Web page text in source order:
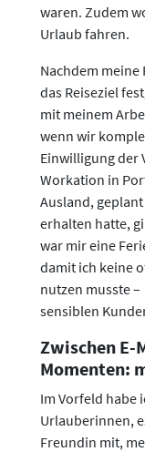
waren. Zudem
Urlaub fahren.
Nachdem
das Reiseziel
mit meinem
wenn wir
Einwilligung der
Workation in
Ausland,
erhalten hatte,
war mir eine
damit ich keine
nutzen musste
sensiblen
Zwischen E-
Momenten:
Im Vorfeld habe
Urlauberinnen,
Freundin mit,